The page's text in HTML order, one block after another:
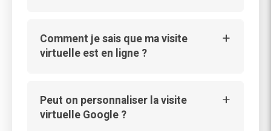
Comment je sais que ma visite
virtuelle est en ligne ?
Peut on personnaliser la visite
virtuelle Google ?